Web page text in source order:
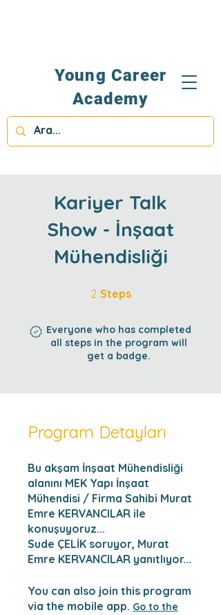
Young Career
Academy
Kariyer Talk
Show - İnşaat
Mühendisliği
2 Steps
Everyone who has completed
all steps in the program will
get a badge.
Program Detayları
Bu akşam İnşaat Mühendisliği
alanını MEK Yapı İnşaat
Mühendisi / Firma Sahibi Murat
Emre KERVANCILAR ile
konuşuyoruz...
Sude ÇELİK soruyor, Murat
Emre KERVANCILAR yanıtlıyor...
You can also join this program
via the mobile app. Go to the